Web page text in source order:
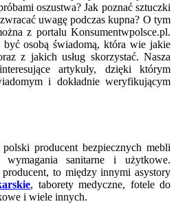
oszustwa? Jak poznać sztuczki
uwagę podczas kupna? O tym
z portalu Konsumentwpolsce.pl.
osobą świadomą, która wie jakie
z jakich usług skorzystać. Nasza
artykuły, dzięki którym
i dokładnie weryfikującym
producent bezpiecznych mebli
wymagania sanitarne i użytkowe.
to między innymi asystory
, taborety medyczne, fotele do
i wiele innych.